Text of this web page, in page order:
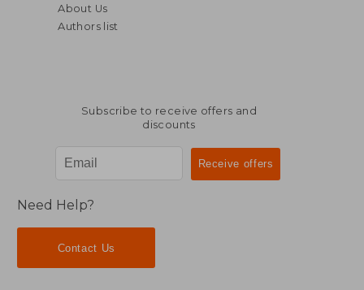
$ 34.47
$ 18.95 Off
About Us
Authors list
Subscribe to receive offers and
discounts
Need Help?
Contact Us